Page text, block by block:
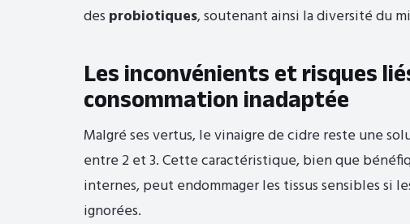
des probiotiques, soutenant ainsi la diversité du
Les inconvénients et risques
consommation inadaptée
Malgré ses vertus, le vinaigre de cidre reste une
entre 2 et 3. Cette caractéristique, bien que
internes, peut endommager les tissus sensibles si
ignorées.